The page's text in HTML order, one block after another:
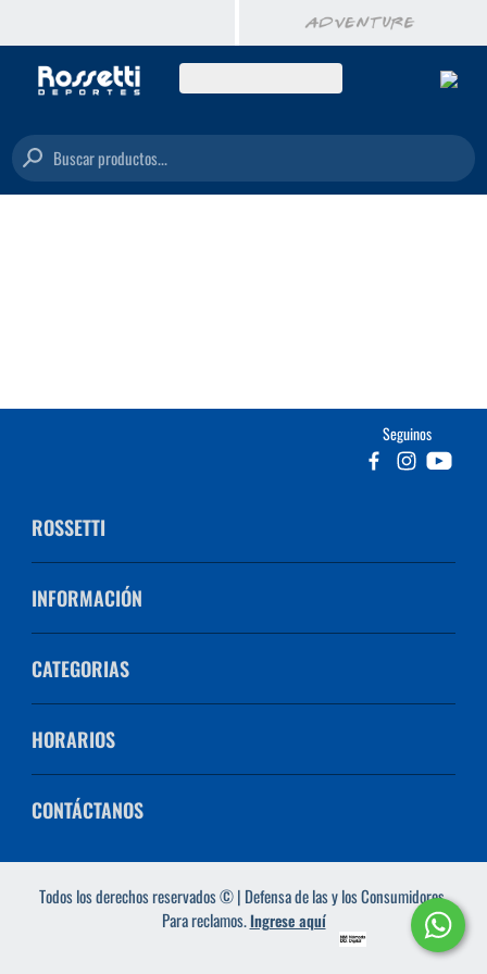
Buscar productos...
Seguinos
ROSSETTI
INFORMACIÓN
CATEGORIAS
HORARIOS
CONTÁCTANOS
Todos los derechos reservados © | Defensa de las y los Consumidores.
Para reclamos.Ingrese aquí